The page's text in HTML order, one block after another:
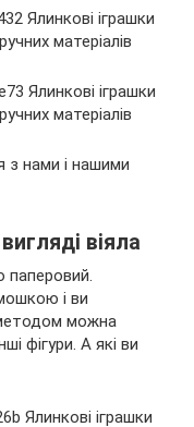
з нами і нашими
віяла
паперовий.
і ви
можна
фігури. А які ви